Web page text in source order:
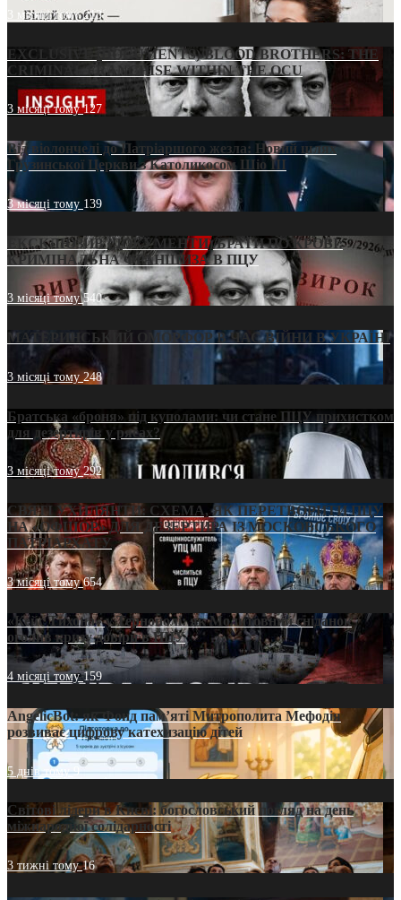
3 місяці тому213
EXCLUSIVE (DOCUMENTS)/BLOOD BROTHERS: THE
CRIMINAL FRANCHISE WITHIN THE OCU
3 місяці тому127
Від віолончелі до Патріаршого жезла: Новий шлях
Грузинської Церкви з Католикосом Шіо III
3 місяці тому 139
ЕКСКЛЮЗИВ (ДОКУМЕНТИ)/БРАТИ ПО КРОВІ:
КРИМІНАЛЬНА ФРАНШИЗА В ПЦУ
3 місяці тому540
МАТЕРИНСЬКИЙ ОМОРФОР В ЧАС ВІЙНИ В УКРАЇНІ
3 місяці тому248
Братська «броня» під куполами: чи стане ПЦУ прихистком
для дезертирів у рясах?
3 місяці тому292
СВЯТІ УХИЛЯНТИ: СХЕМА, ЯК ПЕРЕТВОРИТИ ПЦУ
НА «ОФШОР» ДЛЯ ДЕЗЕРТИРА ІЗ МОСКОВСЬКОГО
ПАТРІАРХАТУ
3 місяці тому654
«Кейс Тихона» у Тернополі: як Молитовний сніданок
оголив кризу довіри в ПЦУ
4 місяці тому159
AngelicBot: як Фонд пам’яті Митрополита Мефодія
розвиває цифрову катехизацію дітей
5 днів тому9
Світові лідери в Києві: богословський погляд на день
міжнародної солідарності
3 тижні тому16